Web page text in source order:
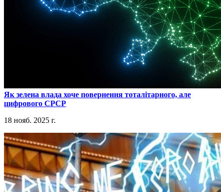
​Як зелена влада хоче повернення тоталітарного, але
цифрового СРСР
18 нояб. 2025 г.